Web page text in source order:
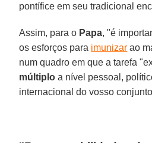
pontífice em seu tradicional
Assim, para o Papa, "é
os esforços para imunizar ao
num quadro em que a tarefa
múltiplo a nível pessoal,
internacional do vosso